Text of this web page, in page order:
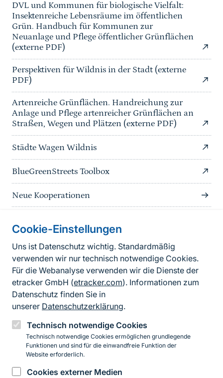
Cookie-Einstellungen
Uns ist Datenschutz wichtig. Standardmäßig
verwenden wir nur technisch notwendige Cookies.
Für die Webanalyse verwenden wir die Dienste der
etracker GmbH (etracker.com). Informationen zum
Datenschutz finden Sie in
unserer Datenschutzerklärung.
Technisch notwendige Cookies
Technisch notwendige Cookies ermöglichen grundlegende
Funktionen und sind für die einwandfreie Funktion der
Website erforderlich.
Cookies externer Medien
DVL und Kommunen für biologische Vielfalt:
Insektenreiche Lebensräume im öffentlichen
Grün. Handbuch für Kommunen zur
Neuanlage und Pflege öffentlicher Grünflächen
(externe PDF)
Perspektiven für Wildnis in der Stadt (externe
PDF)
Artenreiche Grünflächen. Handreichung zur
Anlage und Pflege artenreicher Grünflächen an
Straßen, Wegen und Plätzen (externe PDF)
Städte Wagen Wildnis
BlueGreenStreets Toolbox
Neue Kooperationen
Informationen zur Seite
FußzeileKontakt zum BfN
Kontaktformular
Erklärung zur Barrierefreiheit
Impressum
Datenschutz
InstagramFacebookYouTubeLinkedIn